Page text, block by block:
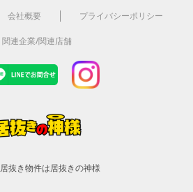
会社概要 プライバシーポリシー
関連企業/関連店舗
居抜き物件は居抜きの神様